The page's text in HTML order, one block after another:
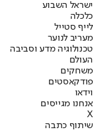
ישראל השבוע
כלכלה
לייף סטייל
מעריב לנוער
טכנולוגיה מדע וסביבה
העולם
משחקים
פודקאסטים
וידאו
אנחנו מגייסים
X
שיתוף כתבה